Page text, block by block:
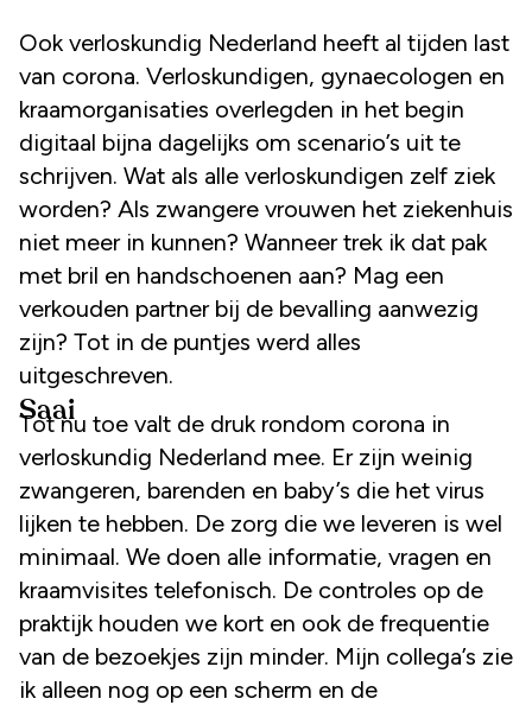
Ook verloskundig Nederland heeft al tijden last
van corona. Verloskundigen, gynaecologen en
kraamorganisaties overlegden in het begin
digitaal bijna dagelijks om scenario’s uit te
schrijven. Wat als alle verloskundigen zelf ziek
worden? Als zwangere vrouwen het ziekenhuis
niet meer in kunnen? Wanneer trek ik dat pak
met bril en handschoenen aan? Mag een
verkouden partner bij de bevalling aanwezig
zijn? Tot in de puntjes werd alles
uitgeschreven.
Saai
Tot nu toe valt de druk rondom corona in
verloskundig Nederland mee. Er zijn weinig
zwangeren, barenden en baby’s die het virus
lijken te hebben. De zorg die we leveren is wel
minimaal. We doen alle informatie, vragen en
kraamvisites telefonisch. De controles op de
praktijk houden we kort en ook de frequentie
van de bezoekjes zijn minder. Mijn collega’s zie
ik alleen nog op een scherm en de